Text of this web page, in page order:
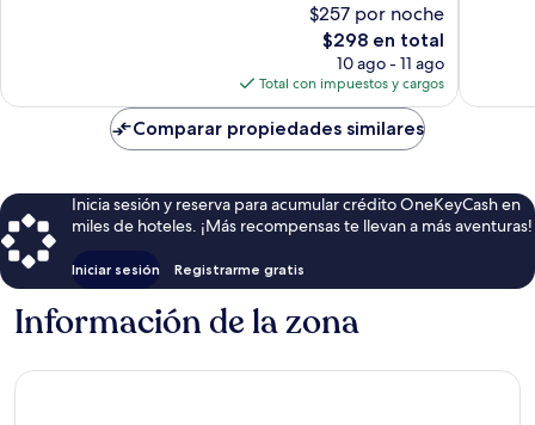
$257 por noche
El
precio
actual
es
de
$298
$298 en total
10 ago - 11 ago
Total con impuestos y cargos
Comparar propiedades similares
Inicia sesión y reserva para acumular crédito OneKeyCash en
miles de hoteles. ¡Más recompensas te llevan a más aventuras!
Iniciar sesión Registrarme gratis
Información de la zona